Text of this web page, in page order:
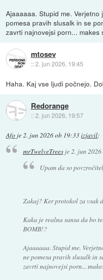
Ajaaaaaa. Stupid me.
pomesa pravih slusalk in se
zavrti najnovejsi porn... makes
mtosev
::2. jun 2026, 19:45
Haha. Kaj vse ljudi počnejo.
Redorange
::2. jun 2026, 19:57
Afo je2. jun 2026 ob 19:33izjavil:
mrTwelveTreesje2. jun
Upam da so
Zakaj? Ker protokol za vsak
Kaka je realna sansa da bo
BOMB!?
Ajaaaaaa. Stupid me.
ne pomesa pravih slusalk in
zavrti najnovejsi porn...